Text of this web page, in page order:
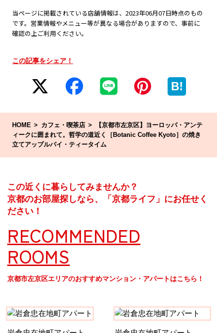
当ページに掲載されている店舗情報は、2023年06月07日時点のもの
です。営業情報やメニュー等が異なる場合がありますので、事前に
確認の上ご利用ください。
この記事をシェア！
B!
HOME カフェ・喫茶店
【京都市左京区】ヨーロッパ・アンテ
ィークに囲まれて。哲学の道近く［Botanic Coffee Kyoto］の焼き
立てアップルパイ・ティータイム
この近くに暮らしてみませんか？
京都のお部屋探しなら、「京都ライフ」にお任せく
ださい！
RECOMMENDED
ROOMS
京都市左京区エリアのおすすめマンション・アパートはこちら！